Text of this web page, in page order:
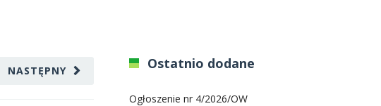
NASTĘPNY Ostatnio dodane
Ogłoszenie nr 4/2026/OW